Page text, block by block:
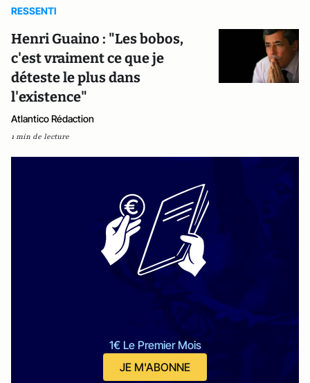
RESSENTI
Henri Guaino : "Les bobos,
c'est vraiment ce que je
déteste le plus dans
l'existence"
Atlantico Rédaction
1 min de lecture
1€ Le Premier Mois
JE M'ABONNE